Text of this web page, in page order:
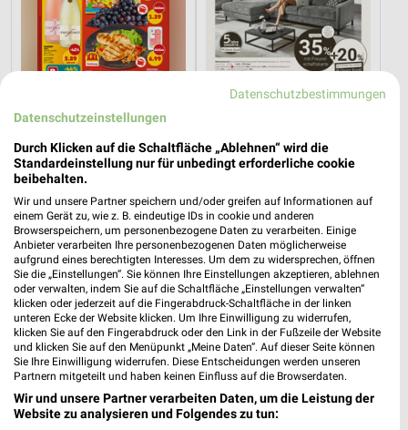
Angebote ab 03.08.
Noch heute gültig
Dieter Knoll
Gültig bis Fr. 14.08.
XXXLutz Thomas Philipps
Datenschutzbestimmungen
Datenschutzeinstellungen
Durch Klicken auf die Schaltfläche „Ablehnen“ wird die
Standardeinstellung nur für unbedingt erforderliche cookie
beibehalten.
Wir und unsere Partner speichern und/oder greifen auf Informationen auf
einem Gerät zu, wie z. B. eindeutige IDs in cookie und anderen
Browserspeichern, um personenbezogene Daten zu verarbeiten. Einige
Anbieter verarbeiten Ihre personenbezogenen Daten möglicherweise
aufgrund eines berechtigten Interesses. Um dem zu widersprechen, öffnen
Sie die „Einstellungen“. Sie können Ihre Einstellungen akzeptieren, ablehnen
oder verwalten, indem Sie auf die Schaltfläche „Einstellungen verwalten“
klicken oder jederzeit auf die Fingerabdruck-Schaltfläche in der linken
unteren Ecke der Website klicken. Um Ihre Einwilligung zu widerrufen,
klicken Sie auf den Fingerabdruck oder den Link in der Fußzeile der Website
und klicken Sie auf den Menüpunkt „Meine Daten“. Auf dieser Seite können
Sie Ihre Einwilligung widerrufen. Diese Entscheidungen werden unseren
Partnern mitgeteilt und haben keinen Einfluss auf die Browserdaten.
Wir und unsere Partner verarbeiten Daten, um die Leistung der
Website zu analysieren und Folgendes zu tun: